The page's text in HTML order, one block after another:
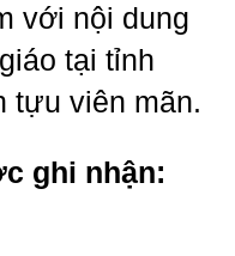
với nội dung
tại tỉnh
tựu viên mãn.
ghi nhận: